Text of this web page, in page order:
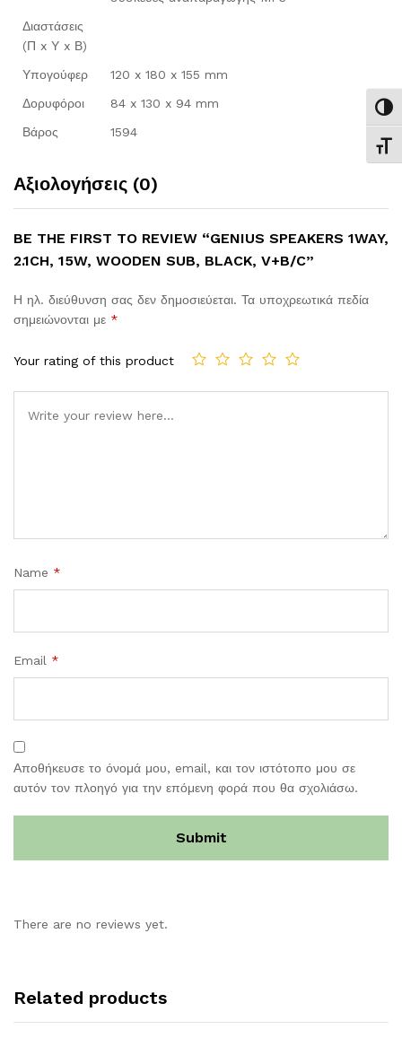
Διαστάσεις
(Π x Υ x Β)
Υπογούφερ
120 x 180 x 155 mm
Δορυφόροι
84 x 130 x 94 mm
Βάρος
1594
Αξιολογήσεις (0)
BE THE FIRST TO REVIEW “GENIUS SPEAKERS 1WAY,
2.1CH, 15W, WOODEN SUB, BLACK, V+B/C”
Η ηλ. διεύθυνση σας δεν δημοσιεύεται. Τα υποχρεωτικά πεδία
σημειώνονται με *
Your rating of this product
Name *
Email *
Αποθήκευσε το όνομά μου, email, και τον ιστότοπο μου σε
αυτόν τον πλοηγό για την επόμενη φορά που θα σχολιάσω.
There are no reviews yet.
Related products